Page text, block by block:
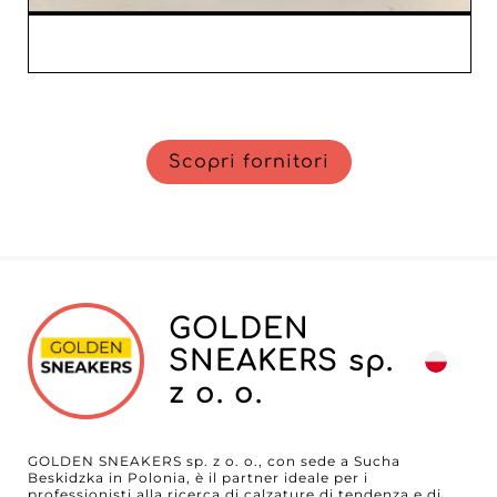
Scopri fornitori
GOLDEN
SNEAKERS sp.
z o. o.
GOLDEN SNEAKERS sp. z o. o., con sede a Sucha
Beskidzka in Polonia, è il partner ideale per i